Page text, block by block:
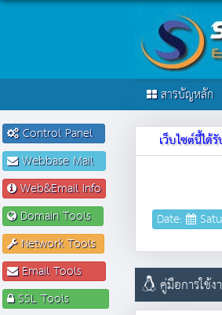
สารบัญหลัก
เว็บไซต์นี้ไ
Date:
คู่มือการใช้
Control Panel
Webbase Mail
Web&Email Info
Domain Tools
Network Tools
Email Tools
SSL Tools